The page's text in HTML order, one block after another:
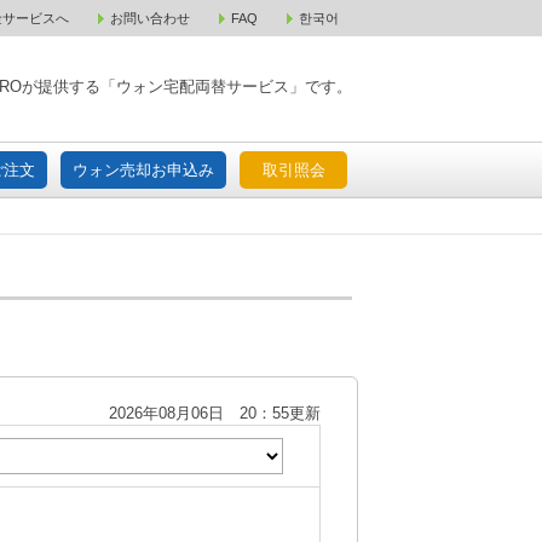
ービスへ お問い合わせ FAQ 한국어
が提供する「ウォン宅配両替サービス」です。
文 ウォン売却お申込み 取引照会
宅配ご注文 ウォン売却お申込み 取引照会
2026年08月06日 20：55更新